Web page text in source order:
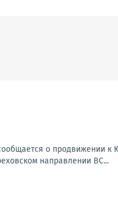
о продвижении
направлении ВС...